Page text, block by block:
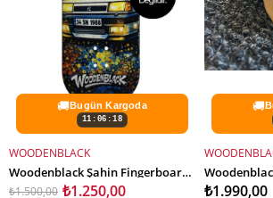
🚚Bugün Kargoda
11:06:16
SEPETE EKLE
WOODENBLACK
Woodenblack Şahin Fingerboard Deck
₺1.250,00
₺1.500,00
🚚
SEPETE
₺1.990,00